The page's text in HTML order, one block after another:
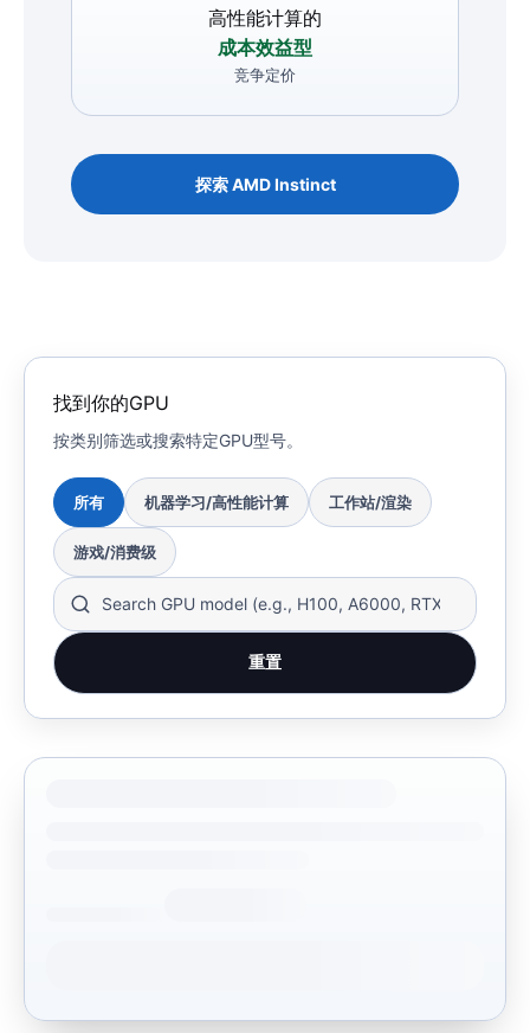
高性能计算的
成本效益型
竞争定价
探索 AMD Instinct
找到你的GPU
按类别筛选或搜索特定GPU型号。
所有 机器学习/高性能计算 工作站/渲染
游戏/消费级
重置